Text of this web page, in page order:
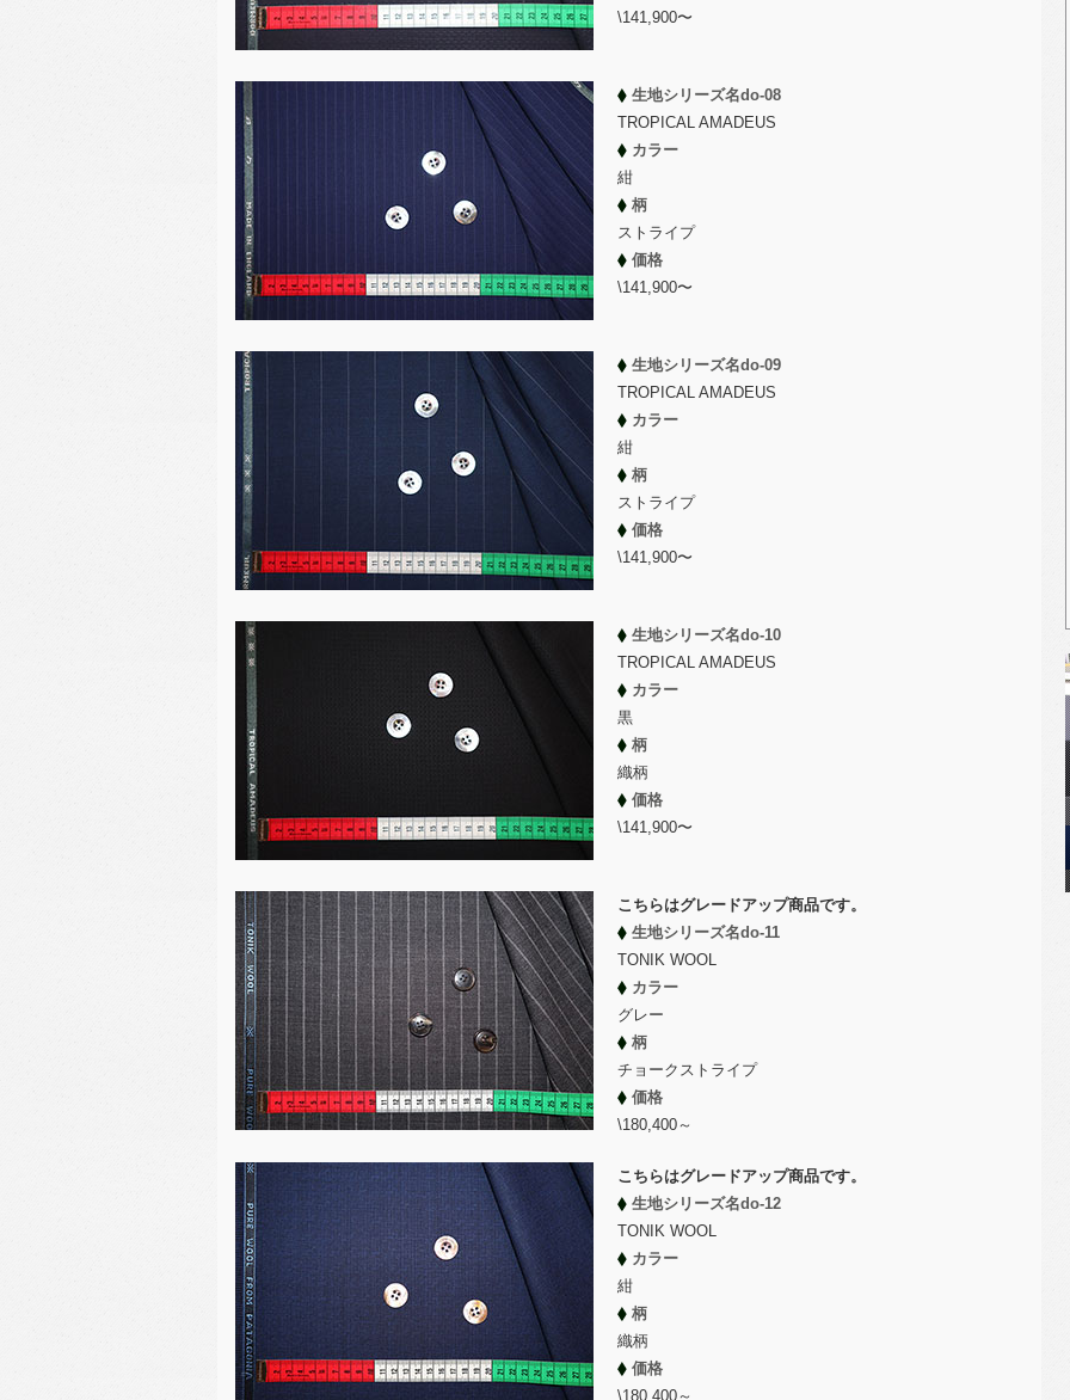
\141,900〜
生地シリーズ名do-08
TROPICAL AMADEUS
カラー
紺
柄
ストライプ
価格
\141,900〜
生地シリーズ名do-09
TROPICAL AMADEUS
カラー
紺
柄
ストライプ
価格
\141,900〜
生地シリーズ名do-10
TROPICAL AMADEUS
カラー
黒
柄
織柄
価格
\141,900〜
こちらはグレードアップ商品です。
生地シリーズ名do-11
TONIK WOOL
カラー
グレー
柄
チョークストライプ
価格
\180,400～
こちらはグレードアップ商品です。
生地シリーズ名do-12
TONIK WOOL
カラー
紺
柄
織柄
価格
\180,400～